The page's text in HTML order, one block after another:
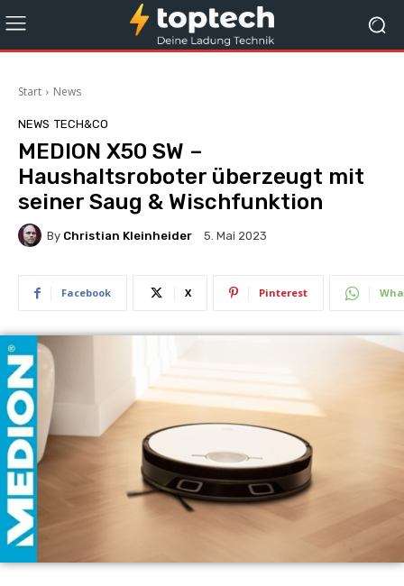
Start News
NEWS TECH&CO
MEDION X50 SW –
Haushaltsroboter überzeugt mit
seiner Saug & Wischfunktion
By Christian Kleinheider 5. Mai 2023
Facebook X Pinterest